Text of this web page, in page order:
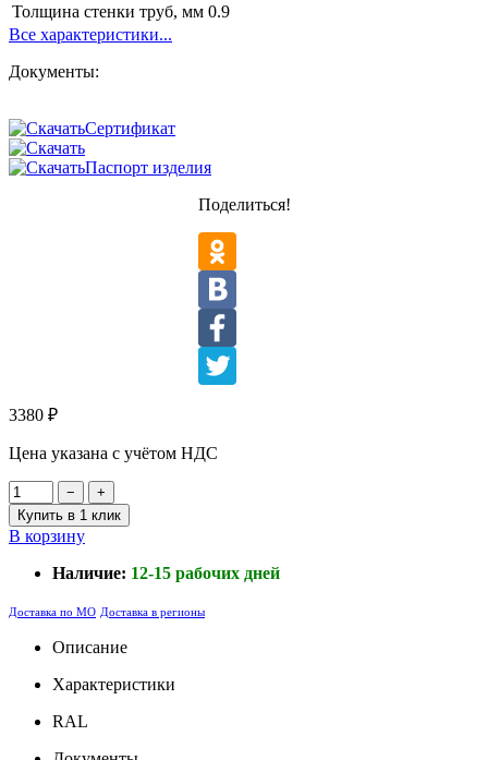
Толщина стенки труб, мм 0.9
Все характеристики...
Документы:
Сертификат
Паспорт изделия
Поделиться!
3380 ₽
Цена указана с учётом НДС
−
+
Купить в 1 клик
В корзину
Наличие: 12-15 рабочих дней
Доставка по МО Доставка в регионы
Описание
Характеристики
RAL